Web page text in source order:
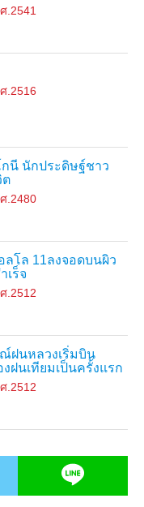
.2541
.2516
กนี นักประดิษฐ์ชาว
ต
.2480
ลโล 11ลงจอดบนผิว
เร็จ
.2512
ฝนหลวงเริ่มบิน
ฝนเทียมเป็นครั้งแรก
.2512